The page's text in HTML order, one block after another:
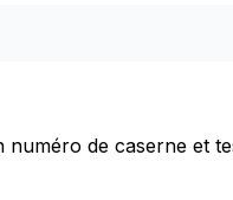
de caserne et